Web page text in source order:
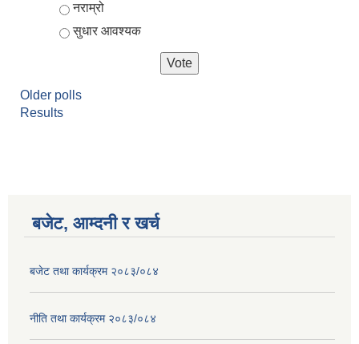
नराम्रो
सुधार आवश्यक
Older polls
Results
बजेट, आम्दनी र खर्च
बजेट तथा कार्यक्रम २०८३/०८४
नीति तथा कार्यक्रम २०८३/०८४